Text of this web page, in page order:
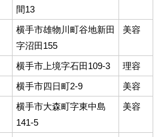
間13
横手市雄物川町谷地新田
字沼田155
美容
横手市上境字石田109-3
理容
横手市四日町2-9
美容
横手市大森町字東中島
141-5
美容